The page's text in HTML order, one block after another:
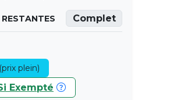
Complet
(prix plein)
Exempté